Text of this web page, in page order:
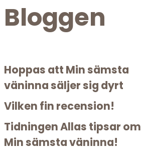
Bloggen
Hoppas att Min sämsta
väninna säljer sig dyrt
Vilken fin recension!
Tidningen Allas tipsar om
Min sämsta väninna!